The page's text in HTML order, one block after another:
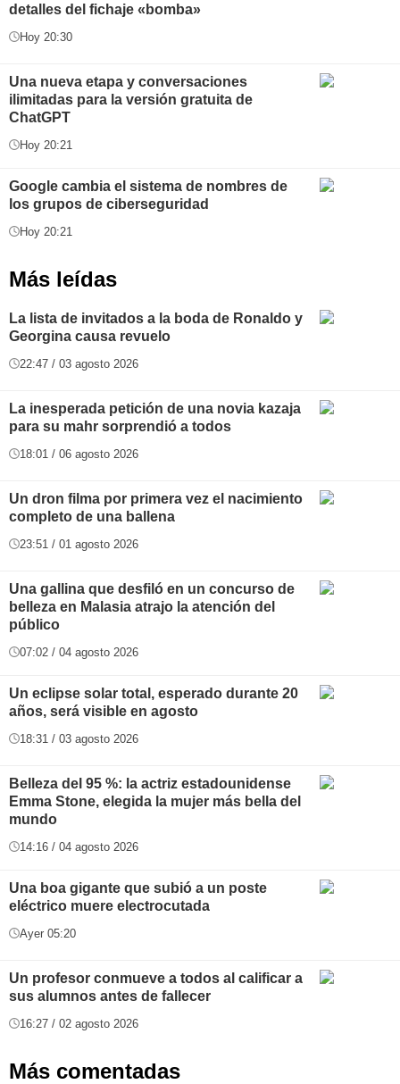
detalles del fichaje «bomba»
Hoy 20:30
Una nueva etapa y conversaciones
ilimitadas para la versión gratuita de
ChatGPT
Hoy 20:21
Google cambia el sistema de nombres de
los grupos de ciberseguridad
Hoy 20:21
Más leídas
La lista de invitados a la boda de Ronaldo y
Georgina causa revuelo
22:47 / 03 agosto 2026
La inesperada petición de una novia kazaja
para su mahr sorprendió a todos
18:01 / 06 agosto 2026
Un dron filma por primera vez el nacimiento
completo de una ballena
23:51 / 01 agosto 2026
Una gallina que desfiló en un concurso de
belleza en Malasia atrajo la atención del
público
07:02 / 04 agosto 2026
Un eclipse solar total, esperado durante 20
años, será visible en agosto
18:31 / 03 agosto 2026
Belleza del 95 %: la actriz estadounidense
Emma Stone, elegida la mujer más bella del
mundo
14:16 / 04 agosto 2026
Una boa gigante que subió a un poste
eléctrico muere electrocutada
Ayer 05:20
Un profesor conmueve a todos al calificar a
sus alumnos antes de fallecer
16:27 / 02 agosto 2026
Más comentadas